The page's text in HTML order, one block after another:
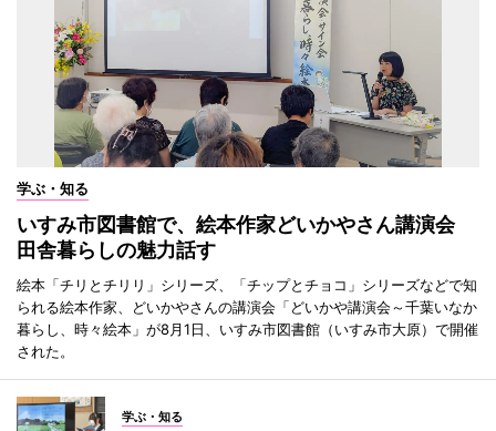
学ぶ・知る
いすみ市図書館で、絵本作家どいかやさん講演会
田舎暮らしの魅力話す
絵本「チリとチリリ」シリーズ、「チップとチョコ」シリーズなどで知
られる絵本作家、どいかやさんの講演会「どいかや講演会～千葉いなか
暮らし、時々絵本」が8月1日、いすみ市図書館（いすみ市大原）で開催
された。
学ぶ・知る